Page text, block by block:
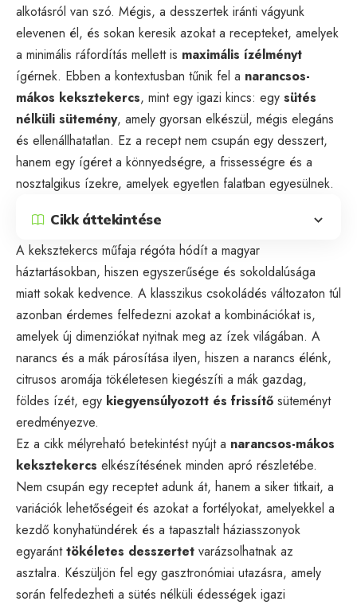
alkotásról van szó. Mégis, a desszertek iránti vágyunk
elevenen él, és sokan keresik azokat a recepteket, amelyek
a minimális ráfordítás mellett is maximális ízélményt
ígérnek. Ebben a kontextusban tűnik fel a narancsos-
mákos keksztekercs, mint egy igazi kincs: egy sütés
nélküli sütemény, amely gyorsan elkészül, mégis elegáns
és ellenállhatatlan. Ez a recept nem csupán egy desszert,
hanem egy ígéret a könnyedségre, a frissességre és a
nosztalgikus ízekre, amelyek egyetlen falatban egyesülnek.
Cikk áttekintése
A keksztekercs műfaja régóta hódít a magyar
háztartásokban, hiszen egyszerűsége és sokoldalúsága
miatt sokak kedvence. A klasszikus csokoládés változaton túl
azonban érdemes felfedezni azokat a kombinációkat is,
amelyek új dimenziókat nyitnak meg az ízek világában. A
narancs és a mák párosítása ilyen, hiszen a narancs élénk,
citrusos aromája tökéletesen kiegészíti a mák gazdag,
földes ízét, egy kiegyensúlyozott és frissítő süteményt
eredményezve.
Ez a cikk mélyreható betekintést nyújt a narancsos-mákos
keksztekercs elkészítésének minden apró részletébe.
Nem csupán egy receptet adunk át, hanem a siker titkait, a
variációk lehetőségeit és azokat a fortélyokat, amelyekkel a
kezdő konyhatündérek és a tapasztalt háziasszonyok
egyaránttökéletes desszertet varázsolhatnak az
asztalra. Készüljön fel egy gasztronómiai utazásra, amely
során felfedezheti a sütés nélküli édességek igazi